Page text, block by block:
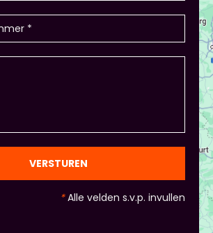
VERSTUREN
*Alle velden s.v.p. invullen